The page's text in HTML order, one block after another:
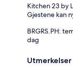
Kitchen 23 by
Gjestene kan
BRGRS.PH:
dag